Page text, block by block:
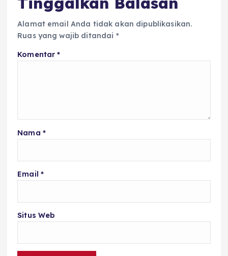
Alamat email Anda tidak akan dipublikasikan.
Ruas yang wajib ditandai *
Komentar*
Nama *
Email *
Situs Web